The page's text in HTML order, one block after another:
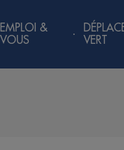
EMPLOI &
VOUS
VERT